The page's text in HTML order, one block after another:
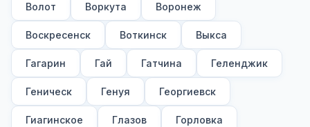
Волот Воркута Воронеж
Воскресенск Воткинск Выкса
Гагарин Гай Гатчина Геленджик
Геническ Генуя Георгиевск
Гиагинское Глазов Горловка